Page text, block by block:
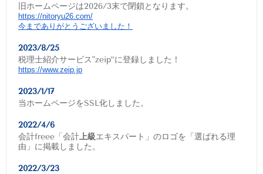
旧ホームページは2026/3末で閉鎖となります。
https://nitoryu26.com/
今までありがとうございました！
2023/8/25
税理士紹介サービス"zeip”に登録しました！
https://www.zeip.jp
2023/1/17
当ホームページをSSL化しました。
2022/4/6
会計freee「会計上級エキスパート」のロゴを「選ばれる理
由」に掲載しました。
2022/3/23